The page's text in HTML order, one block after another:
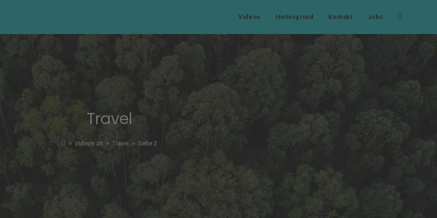
Videos Hintergrund Kontakt Jobs Website-
Travel
> Videos alt > Travel > Seite 2